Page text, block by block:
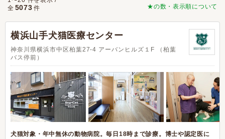
★の数・表示順について
全 5073 件
横浜山手犬猫医療センター
神奈川県横浜市中区柏葉27-4 アーバンヒルズ１F （柏葉
バス停前）
犬猫対象・年中無休の動物病院。毎日18時まで診療。博士や認定医に